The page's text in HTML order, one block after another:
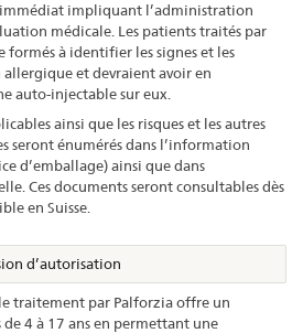
impliquant l’administration
médicale. Les patients traités par
formés à identifier les signes et les
allergique et devraient avoir en
auto-injectable sur eux.
ainsi que les risques et les autres
seront énumérés dans l’information
d’emballage) ainsi que dans
Ces documents seront consultables dès
en Suisse.
d’autorisation
traitement par Palforzia offre un
4 à 17 ans en permettant une